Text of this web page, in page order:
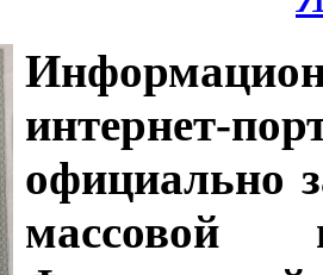
интернет-
официально